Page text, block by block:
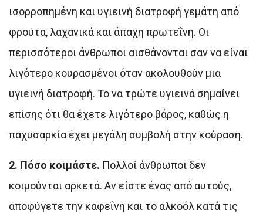
ισορροπημένη και υγιεινή διατροφή γεμάτη από
φρούτα, λαχανικά και άπαχη πρωτεΐνη. Οι
περισσότεροι άνθρωποι αισθάνονται σαν να είναι
λιγότερο κουρασμένοι όταν ακολουθούν μια
υγιεινή διατροφή. Το να τρώτε υγιεινά σημαίνει
επίσης ότι θα έχετε λιγότερο βάρος, καθώς η
παχυσαρκία έχει μεγάλη συμβολή στην κούραση.
2. Πόσο κοιμάστε. Πολλοί άνθρωποι δεν
κοιμούνται αρκετά. Αν είστε ένας από αυτούς,
αποφύγετε την καφεΐνη και το αλκοόλ κατά τις